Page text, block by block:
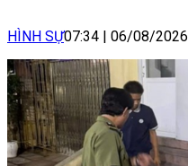
HÌNH SỰ07:34 06/08/2026